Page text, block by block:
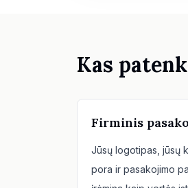
Kas
Firminis
Jūsų logotipas, jūsų
pora ir pasakojimo